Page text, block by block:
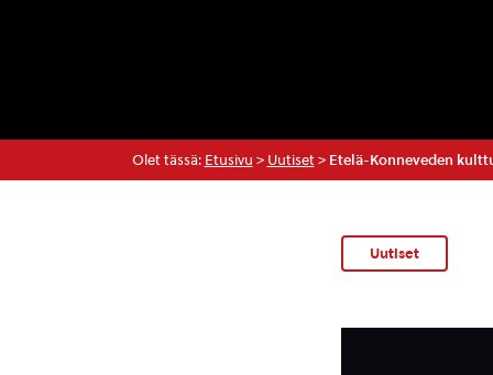
Olet tässä: Etusivu > Uutiset> Etelä-Konneveden
Uutiset